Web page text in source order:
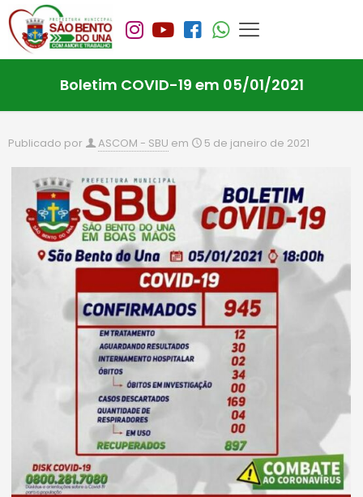
Boletim COVID-19 em 05/01/2021
Publicado por ASCOM - SBU em 5 de janeiro de 2021